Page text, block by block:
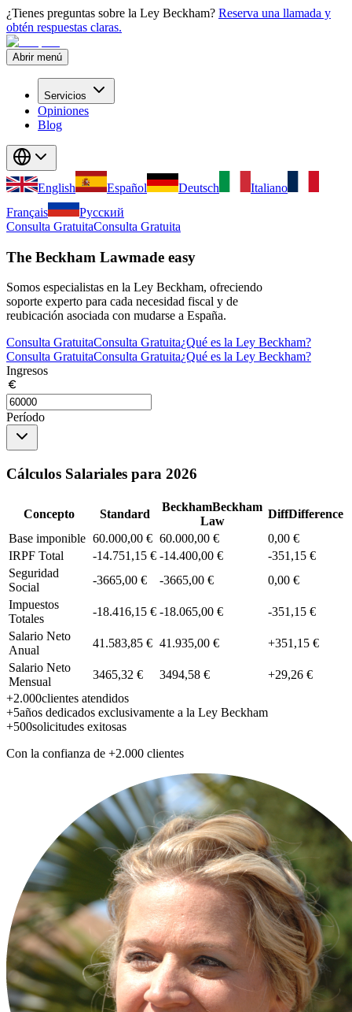
¿Tienes preguntas sobre la Ley Beckham? Reserva una llamada y
obtén respuestas claras.
Abrir menú
Servicios
Opiniones
Blog
English Español Deutsch
Italiano
Français
Русский
Consulta GratuitaConsulta Gratuita
The Beckham Lawmade easy
Somos especialistas en la Ley Beckham, ofreciendo
soporte experto para cada necesidad fiscal y de
reubicación asociada con mudarse a España.
Consulta GratuitaConsulta Gratuita¿Qué es la Ley Beckham?
Consulta GratuitaConsulta Gratuita¿Qué es la Ley Beckham?
Ingresos
Período
Cálculos Salariales para 2026
Concepto Standard
BeckhamBeckham
Law
DiffDifference
Base imponible 60.000,00 € 60.000,00 €
0,00 €
IRPF Total
-14.751,15 € -14.400,00 €
-351,15 €
Seguridad
Social
-3665,00 € -3665,00 €
0,00 €
Impuestos
Totales
-18.416,15 € -18.065,00 €
-351,15 €
Salario Neto
Anual
41.583,85 € 41.935,00 €
+351,15 €
Salario Neto
Mensual
3465,32 € 3494,58 €
+29,26 €
+2.000clientes atendidos
+5años dedicados exclusivamente a la Ley Beckham
+500solicitudes exitosas
Con la confianza de +2.000 clientes